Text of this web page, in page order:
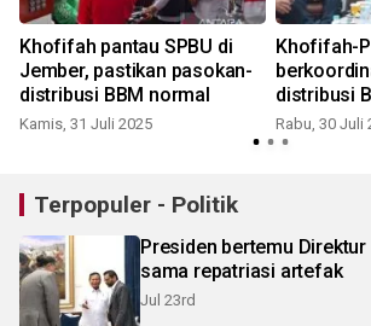
Khofifah pantau SPBU di
Jember, pastikan pasokan-
distribusi BBM normal
Kamis, 31 Juli 2025
Khofifah-
distribusi
aman
Rabu, 30 Juli
Terpopuler - Politik
Presiden bertemu Direktur
sama repatriasi artefak
Jul 23rd